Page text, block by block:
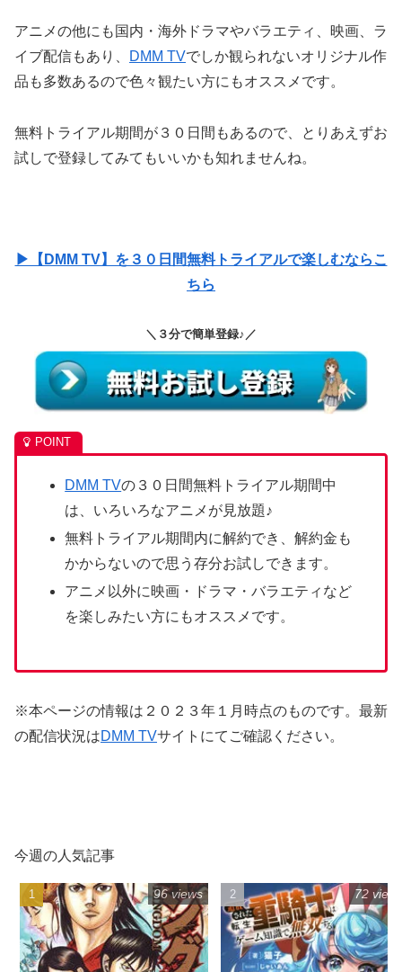
アニメの他にも国内・海外ドラマやバラエティ、映画、ラ
イブ配信もあり、
DMM TVでしか観られないオリジナル作
品も多数あるので色々観たい方にもオススメです。
無料トライアル期間が３０日間もあるので、とりあえずお
試しで登録してみてもいいかも知れませんね。
▶【DMM TV】を３０日間無料トライアルで楽しむならこ
ちら
＼３分で簡単登録♪／
DMM TVの３０日間無料トライアル期間中
は、いろいろなアニメが見放題♪
無料トライアル期間内に解約でき、解約金も
かからないので思う存分お試しできます。
アニメ以外に映画・ドラマ・バラエティなど
を楽しみたい方にもオススメです。
※本ページの情報は２０２３年１月時点のものです。最新
の配信状況はDMM TVサイトにてご確認ください。
今週の人気記事
96 views 72